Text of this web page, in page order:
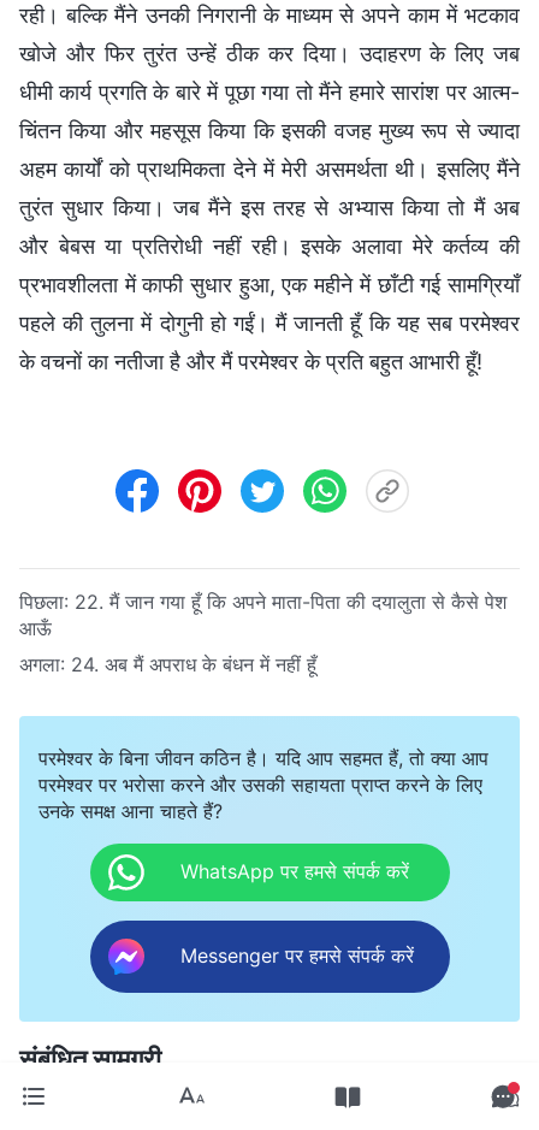
रही। बल्कि मैंने उनकी निगरानी के माध्यम से अपने काम में भटकाव
खोजे और फिर तुरंत उन्हें ठीक कर दिया। उदाहरण के लिए जब
धीमी कार्य प्रगति के बारे में पूछा गया तो मैंने हमारे सारांश पर आत्म-
चिंतन किया और महसूस किया कि इसकी वजह मुख्य रूप से ज्यादा
अहम कार्यों को प्राथमिकता देने में मेरी असमर्थता थी। इसलिए मैंने
तुरंत सुधार किया। जब मैंने इस तरह से अभ्यास किया तो मैं अब
और बेबस या प्रतिरोधी नहीं रही। इसके अलावा मेरे कर्तव्य की
प्रभावशीलता में काफी सुधार हुआ, एक महीने में छाँटी गई सामग्रियाँ
पहले की तुलना में दोगुनी हो गईं। मैं जानती हूँ कि यह सब परमेश्वर
के वचनों का नतीजा है और मैं परमेश्वर के प्रति बहुत आभारी हूँ!
पिछला: 22. मैं जान गया हूँ कि अपने माता-पिता की दयालुता से कैसे पेश
आऊँ
अगला: 24. अब मैं अपराध के बंधन में नहीं हूँ
परमेश्वर के बिना जीवन कठिन है। यदि आप सहमत हैं, तो क्या आप
परमेश्वर पर भरोसा करने और उसकी सहायता प्राप्त करने के लिए
उनके समक्ष आना चाहते हैं?
WhatsApp पर हमसे संपर्क करें
Messenger पर हमसे संपर्क करें
संबंधित सामग्री
13. यह आवाज़ कहाँ से आती है?